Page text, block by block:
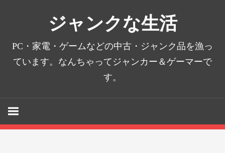
ジャンクな生活
PC・家電・ゲームなどの中古・ジャンク品を漁っ
ています。なんちゃってジャンカー＆ゲーマーで
す。